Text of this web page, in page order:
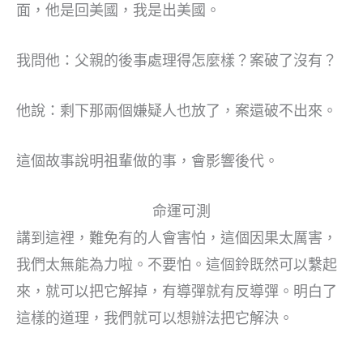
面，他是回美國，我是出美國。
我問他：父親的後事處理得怎麼樣？案破了沒有？
他說：剩下那兩個嫌疑人也放了，案還破不出來。
這個故事說明祖輩做的事，會影響後代。
命運可測
講到這裡，難免有的人會害怕，這個因果太厲害，
我們太無能為力啦。不要怕。這個鈴既然可以繫起
來，就可以把它解掉，有導彈就有反導彈。明白了
這樣的道理，我們就可以想辦法把它解決。